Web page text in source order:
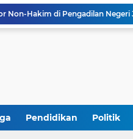
Pendidikan Politik